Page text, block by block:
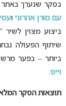
בסקר שנערך באתר
עם מורן אהרוניו
ביותר – בפער
וייס.
תוצאות הסקר